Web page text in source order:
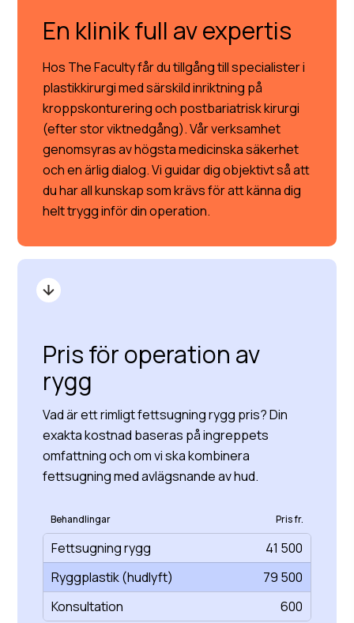
En klinik full av expertis
Hos The Faculty får du tillgång till specialister i
plastikkirurgi med särskild inriktning på
kroppskonturering och postbariatrisk kirurgi
(efter stor viktnedgång). Vår verksamhet
genomsyras av högsta medicinska säkerhet
och en ärlig dialog. Vi guidar dig objektivt så att
du har all kunskap som krävs för att känna dig
helt trygg inför din operation.
Pris för operation av
rygg
Vad är ett rimligt fettsugning rygg pris? Din
exakta kostnad baseras på ingreppets
omfattning och om vi ska kombinera
fettsugning med avlägsnande av hud.
Behandlingar Pris fr.
Fettsugning rygg
41 500
Ryggplastik (hudlyft)
79 500
Konsultation
600